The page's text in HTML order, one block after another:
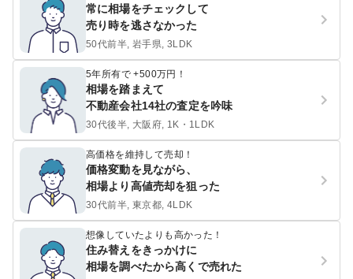
常に相場をチェックして
売り時を逃さなかった
50代前半, 岩手県, 3LDK
5年所有で +500万円！
相場を踏まえて
不動産会社14社の査定を吟味
30代後半, 大阪府, 1K・1LDK
高価格を維持して売却！
価格変動を見ながら、
相場より高値売却を狙った
30代前半, 東京都, 4LDK
想像していたよりも高かった！
住み替えをきっかけに
相場を調べたから高くで売れた